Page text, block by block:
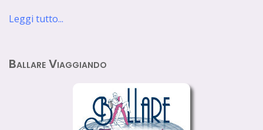
Leggi tutto...
Ballare Viaggiando